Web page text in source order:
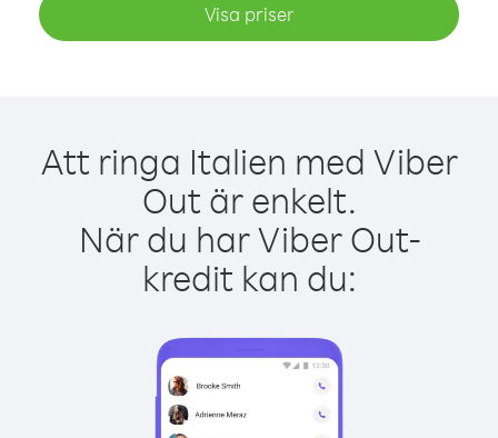
Visa priser
Att ringa Italien med Viber
Out är enkelt.
När du har Viber Out-
kredit kan du: